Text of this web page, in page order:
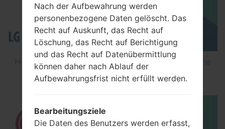
How to Flash Stock Firmware on LG Smartphone
using LG Flash Tool 2014?
Nach der Aufbewahrung werden
personenbezogene Daten gelöscht. Das
Recht auf Auskunft, das Recht auf
Löschung, das Recht auf Berichtigung
und das Recht auf Datenübermittlung
können daher nach Ablauf der
Aufbewahrungsfrist nicht erfüllt werden.
Bearbeitungsziele
Die Daten des Benutzers werden erfasst,